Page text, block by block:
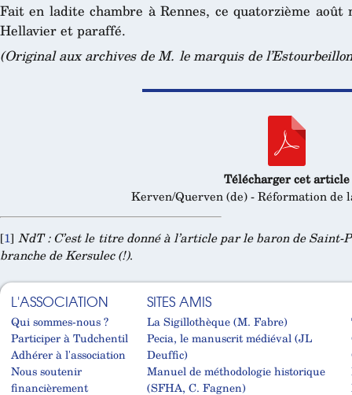
Fait en ladite chambre à Rennes, ce quatorzième
Hellavier et paraffé.
(Original aux archives de M. le marquis de
Télécharger cet article
Kerven/Querven (de) - Réformation de
[1]NdT : C’est le titre donné à l’article par le baron de Saint-
branche de Kersulec (!).
L'ASSOCIATION
Qui sommes-nous ?
Participer à Tudchentil
Adhérer à l'association
Nous soutenir
financièrement
SITES AMIS
La Sigillothèque (M. Fabre)
Pecia, le manuscrit médiéval (JL
Deuffic)
Manuel de méthodologie historique
(SFHA, C. Fagnen)